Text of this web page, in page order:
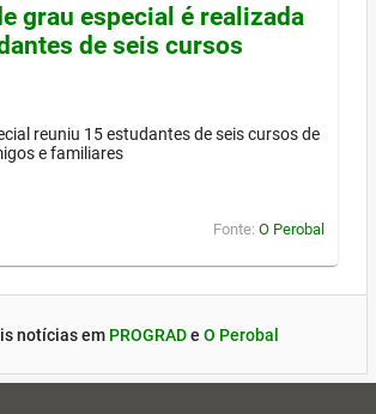
grau especial é realizada
de seis cursos
reuniu 15 estudantes de seis cursos de
e familiares
Fonte: O Perobal
notícias em PROGRADe O Perobal